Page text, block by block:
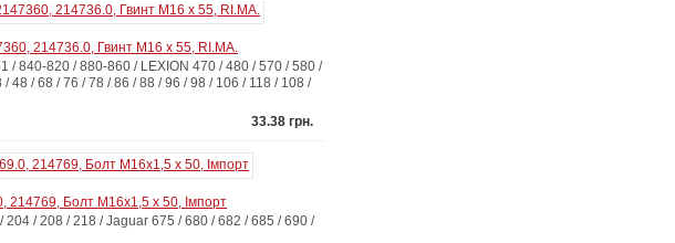
214736.0, Гвинт M16 x 55, RI.MA.
820 / 880-860 / LEXION 470 / 480 / 570 / 580 /
/ 68 / 76 / 78 / 86 / 88 / 96 / 98 / 106 / 118 / 108 /
33.38 грн.
214769, Болт М16х1,5 x 50, Імпорт
/ 208 / 218 / Jaguar 675 / 680 / 682 / 685 / 690 /